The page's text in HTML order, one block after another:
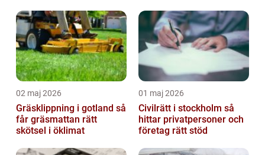
02 maj 2026
Gräsklippning i gotland så
får gräsmattan rätt
skötsel i öklimat
01 maj 2026
Civilrätt i stockholm så
hittar privatpersoner och
företag rätt stöd